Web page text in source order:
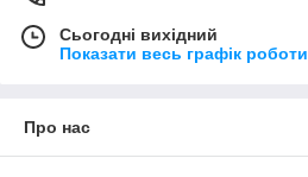
Сьогодні вихідний
Показати весь графік роботи
Про нас